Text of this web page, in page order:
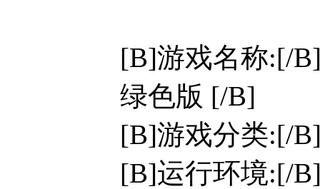
[B]游戏名称:[/
绿色版 [/B]
[B]游戏分类:[/
[B]运行环境:[/